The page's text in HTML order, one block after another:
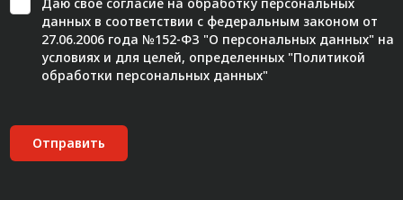
данных в соответствии с федеральным законом от
27.06.2006 года №152-ФЗ "О персональных данных" на
условиях и для целей, определенных "Политикой
обработки персональных данных"
Отправить